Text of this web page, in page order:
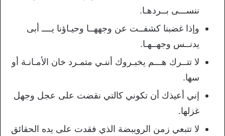
ننســـى بــردهـا.
وإذا غضبنا كشفــت عن وجههــا وحيـاؤنا يــــ أبى
يدنــس وجهــهـا.
لا تتــرك هـــم يخبـروك أننـي متمـرد خان الأمـانـة أو
سها.
إني أعيذك أن تكوني كالتي نقضت على عجل وجهل
غزلها.
لا تتبعي زمن الرويبضة الذي فقدت على يده الحقائق